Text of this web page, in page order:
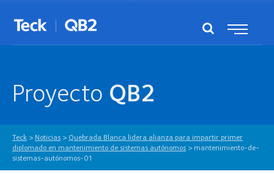
Proyecto QB2
Teck > Noticias > Quebrada Blanca lidera alianza para impartir primer
diplomado en mantenimiento de sistemas autónomos > mantenimiento-de-
sistemas-autónomos-01